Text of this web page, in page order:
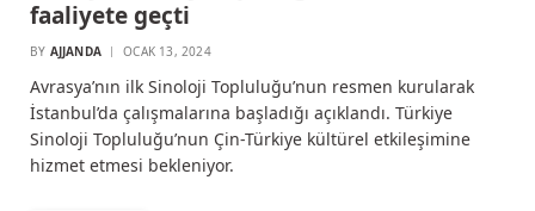
faaliyete geçti
BY AJJANDA OCAK 13, 2024
Avrasya’nın ilk Sinoloji Topluluğu’nun resmen kurularak
İstanbul’da çalışmalarına başladığı açıklandı. Türkiye
Sinoloji Topluluğu’nun Çin-Türkiye kültürel etkileşimine
hizmet etmesi bekleniyor.